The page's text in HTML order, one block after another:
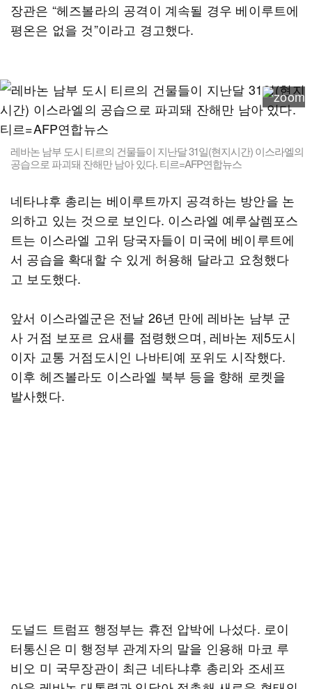
장관은 “헤즈볼라의 공격이 계속될 경우 베이루트에
평온은 없을 것”이라고 경고했다.
레바논 남부 도시 티르의 건물들이 지난달 31일(현지시간) 이스라엘의
공습으로 파괴돼 잔해만 남아 있다. 티르=AFP연합뉴스
네타냐후 총리는 베이루트까지 공격하는 방안을 논
의하고 있는 것으로 보인다. 이스라엘 예루살렘포스
트는 이스라엘 고위 당국자들이 미국에 베이루트에
서 공습을 확대할 수 있게 허용해 달라고 요청했다
고 보도했다.
앞서 이스라엘군은 전날 26년 만에 레바논 남부 군
사 거점 보포르 요새를 점령했으며, 레바논 제5도시
이자 교통 거점도시인 나바티예 포위도 시작했다.
이후 헤즈볼라도 이스라엘 북부 등을 향해 로켓을
발사했다.
도널드 트럼프 행정부는 휴전 압박에 나섰다. 로이
터통신은 미 행정부 관계자의 말을 인용해 마코 루
비오 미 국무장관이 최근 네타냐후 총리와 조세프